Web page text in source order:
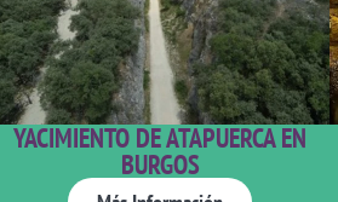
YACIMIENTO DE ATAPUERCA EN
BURGOS